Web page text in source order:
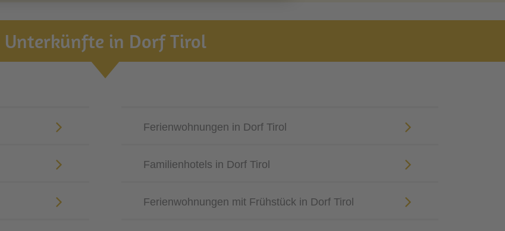
Unterkünfte in Dorf Tirol
Ferienwohnungen in Dorf Tirol
Familienhotels in Dorf Tirol
Ferienwohnungen mit Frühstück in Dorf Tirol